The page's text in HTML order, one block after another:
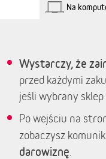
Na
Wystarczy, że
przed każdymi
jeśli wybrany sklep
Po wejściu na
zobaczysz
darowiznę